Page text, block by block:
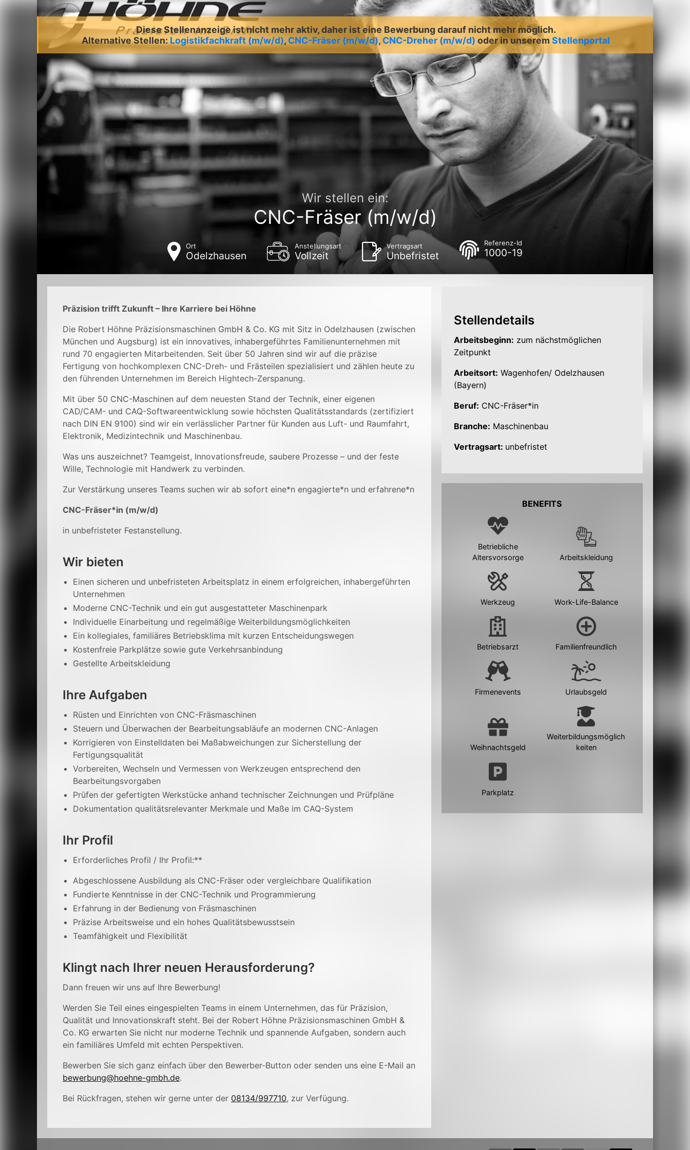
Diese Stellenanzeige ist nicht mehr aktiv, daher ist eine Bewerbung darauf nicht mehr möglich.
Alternative Stellen: Logistikfachkraft (m/w/d), CNC-Fräser (m/w/d), CNC-Dreher (m/w/d) oder in unserem Stellenportal
Wir stellen ein:
CNC-Fräser (m/w/d)
Ort
Odelzhausen
Anstellungsart
Vollzeit
Vertragsart
Unbefristet
Referenz-Id
1000-19
Präzision trifft Zukunft – Ihre Karriere bei Höhne
Die Robert Höhne Präzisionsmaschinen GmbH & Co. KG mit Sitz in Odelzhausen (zwischen
München und Augsburg) ist ein innovatives, inhabergeführtes Familienunternehmen mit
rund 70 engagierten Mitarbeitenden. Seit über 50 Jahren sind wir auf die präzise
Fertigung von hochkomplexen CNC-Dreh- und Frästeilen spezialisiert und zählen heute zu
den führenden Unternehmen im Bereich Hightech-Zerspanung.
Mit über 50 CNC-Maschinen auf dem neuesten Stand der Technik, einer eigenen
CAD/CAM- und CAQ-Softwareentwicklung sowie höchsten Qualitätsstandards (zertifiziert
nach DIN EN 9100) sind wir ein verlässlicher Partner für Kunden aus Luft- und Raumfahrt,
Elektronik, Medizintechnik und Maschinenbau.
Was uns auszeichnet? Teamgeist, Innovationsfreude, saubere Prozesse – und der feste
Wille, Technologie mit Handwerk zu verbinden.
Zur Verstärkung unseres Teams suchen wir ab sofort eine*n engagierte*n und erfahrene*n
CNC-Fräser*in (m/w/d)
in unbefristeter Festanstellung.
Wir bieten
Einen sicheren und unbefristeten Arbeitsplatz in einem erfolgreichen, inhabergeführten
Unternehmen
Moderne CNC-Technik und ein gut ausgestatteter Maschinenpark
Individuelle Einarbeitung und regelmäßige Weiterbildungsmöglichkeiten
Ein kollegiales, familiäres Betriebsklima mit kurzen Entscheidungswegen
Kostenfreie Parkplätze sowie gute Verkehrsanbindung
Gestellte Arbeitskleidung
Ihre Aufgaben
Rüsten und Einrichten von CNC-Fräsmaschinen
Steuern und Überwachen der Bearbeitungsabläufe an modernen CNC-Anlagen
Korrigieren von Einstelldaten bei Maßabweichungen zur Sicherstellung der
Fertigungsqualität
Vorbereiten, Wechseln und Vermessen von Werkzeugen entsprechend den
Bearbeitungsvorgaben
Prüfen der gefertigten Werkstücke anhand technischer Zeichnungen und Prüfpläne
Dokumentation qualitätsrelevanter Merkmale und Maße im CAQ-System
Ihr Profil
Erforderliches Profil / Ihr Profil:**
Abgeschlossene Ausbildung als CNC-Fräser oder vergleichbare Qualifikation
Fundierte Kenntnisse in der CNC-Technik und Programmierung
Erfahrung in der Bedienung von Fräsmaschinen
Präzise Arbeitsweise und ein hohes Qualitätsbewusstsein
Teamfähigkeit und Flexibilität
Klingt nach Ihrer neuen Herausforderung?
Dann freuen wir uns auf Ihre Bewerbung!
Werden Sie Teil eines eingespielten Teams in einem Unternehmen, das für Präzision,
Qualität und Innovationskraft steht. Bei der Robert Höhne Präzisionsmaschinen GmbH &
Co. KG erwarten Sie nicht nur moderne Technik und spannende Aufgaben, sondern auch
ein familiäres Umfeld mit echten Perspektiven.
Bewerben Sie sich ganz einfach über den Bewerber-Button oder senden uns eine E-Mail an
bewerbung@hoehne-gmbh.de.
Bei Rückfragen, stehen wir gerne unter der 08134/997710, zur Verfügung.
Stellendetails
Arbeitsbeginn: zum nächstmöglichen
Zeitpunkt
Arbeitsort: Wagenhofen/ Odelzhausen
(Bayern)
Beruf: CNC-Fräser*in
Branche: Maschinenbau
Vertragsart: unbefristet
BENEFITS
Betriebliche
Altersvorsorge
Arbeitskleidung
Werkzeug Work-Life-Balance
Betriebsarzt Familienfreundlich
Firmenevents Urlaubsgeld
Weihnachtsgeld
Weiterbildungsmöglich
keiten
Parkplatz